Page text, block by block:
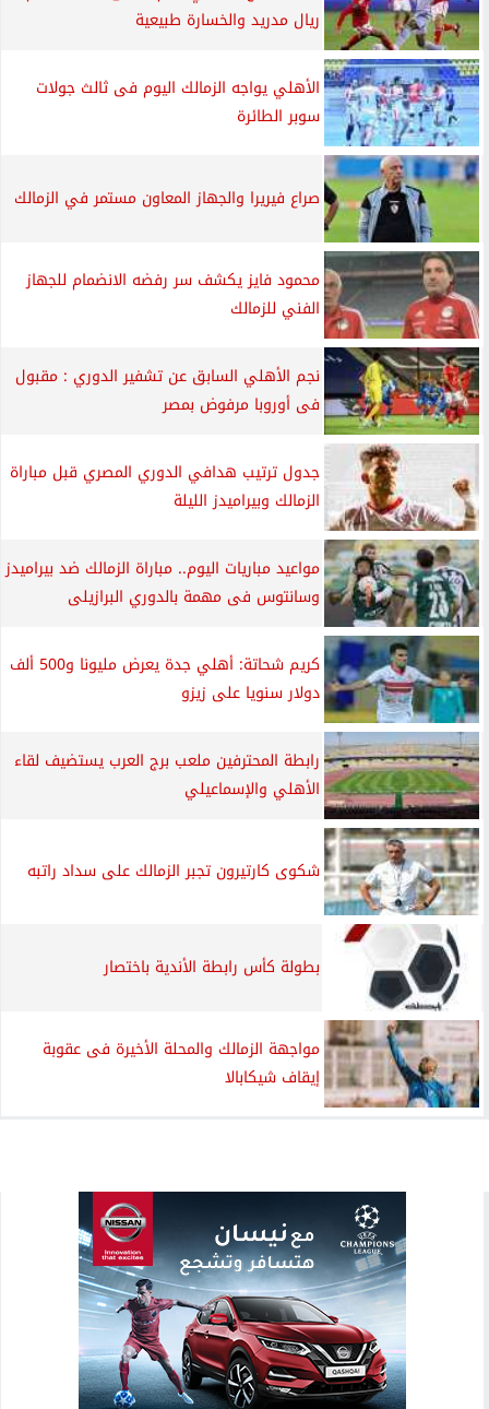
ريال مدريد والخسارة طبيعية
الأهلي يواجه الزمالك اليوم فى ثالث جولات
سوبر الطائرة
صراع فيريرا والجهاز المعاون مستمر في الزمالك
محمود فايز يكشف سر رفضه الانضمام للجهاز
الفني للزمالك
نجم الأهلي السابق عن تشفير الدوري : مقبول
فى أوروبا مرفوض بمصر
جدول ترتيب هدافي الدوري المصري قبل مباراة
الزمالك وبيراميدز الليلة
مواعيد مباريات اليوم.. مباراة الزمالك ضد بيراميدز
وسانتوس فى مهمة بالدوري البرازيلى
كريم شحاتة: أهلي جدة يعرض مليونا و500 ألف
دولار سنويا على زيزو
رابطة المحترفين ملعب برج العرب يستضيف لقاء
الأهلي والإسماعيلي
شكوى كارتيرون تجبر الزمالك على سداد راتبه
بطولة كأس رابطة الأندية باختصار
مواجهة الزمالك والمحلة الأخيرة فى عقوبة
إيقاف شيكابالا